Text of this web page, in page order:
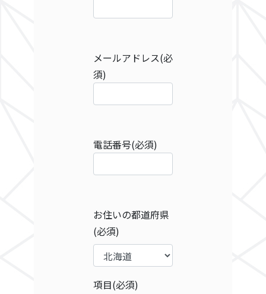
メールアドレス(必
須)
電話番号(必須)
お住いの都道府県
(必須)
項目(必須)